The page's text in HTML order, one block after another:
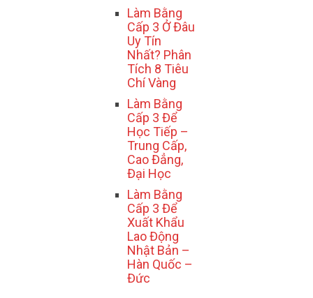
Làm Bằng
Cấp 3 Ở Đâu
Uy Tín
Nhất? Phân
Tích 8 Tiêu
Chí Vàng
Làm Bằng
Cấp 3 Để
Học Tiếp –
Trung Cấp,
Cao Đẳng,
Đại Học
Làm Bằng
Cấp 3 Để
Xuất Khẩu
Lao Động
Nhật Bản –
Hàn Quốc –
Đức